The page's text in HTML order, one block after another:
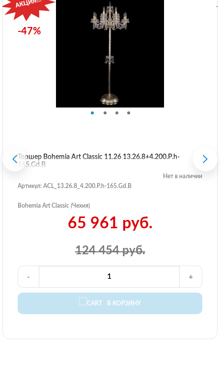
-47%
Торшер Bohemia Art Classic 11.26 13.26.8+4.200.P.h-
165.Gd.B
Нет в наличии
Артикул: ACL_13.26.8_4.200.P.h-165.Gd.B
Bohemia Art Classic (Чехия)
124 454 руб.
65 961 руб.
В КОРЗИНУ
- +